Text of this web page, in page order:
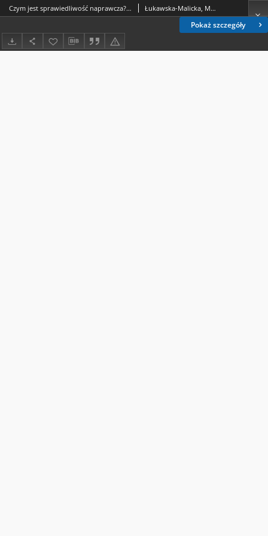
Pokaż szczegóły
Czym jest sprawiedliwość naprawcza? Istota i zarys problematyki Łukawska-Malicka, Magdalena